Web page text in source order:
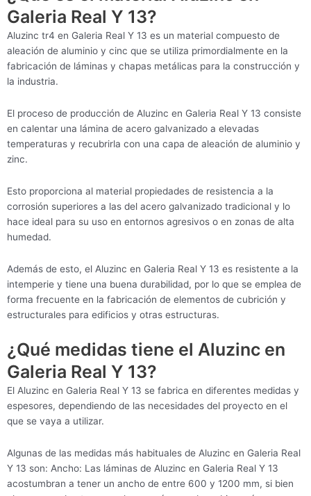
Galeria Real Y 13?
Aluzinc tr4 en Galeria Real Y 13 es un material compuesto de
aleación de aluminio y cinc que se utiliza primordialmente en la
fabricación de láminas y chapas metálicas para la construcción y
la industria.
El proceso de producción de Aluzinc en Galeria Real Y 13 consiste
en calentar una lámina de acero galvanizado a elevadas
temperaturas y recubrirla con una capa de aleación de aluminio y
zinc.
Esto proporciona al material propiedades de resistencia a la
corrosión superiores a las del acero galvanizado tradicional y lo
hace ideal para su uso en entornos agresivos o en zonas de alta
humedad.
Además de esto, el Aluzinc en Galeria Real Y 13 es resistente a la
intemperie y tiene una buena durabilidad, por lo que se emplea de
forma frecuente en la fabricación de elementos de cubrición y
estructurales para edificios y otras estructuras.
¿Qué medidas tiene el Aluzinc en
Galeria Real Y 13?
El Aluzinc en Galeria Real Y 13 se fabrica en diferentes medidas y
espesores, dependiendo de las necesidades del proyecto en el
que se vaya a utilizar.
Algunas de las medidas más habituales de Aluzinc en Galeria Real
Y 13 son: Ancho: Las láminas de Aluzinc en Galeria Real Y 13
acostumbran a tener un ancho de entre 600 y 1200 mm, si bien